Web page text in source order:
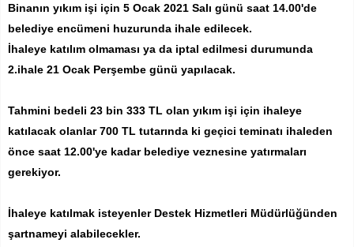
Binanın yıkım işi için 5 Ocak 2021 Salı günü saat 14.00'de
belediye encümeni huzurunda ihale edilecek.
İhaleye katılım olmaması ya da iptal edilmesi durumunda
2.ihale 21 Ocak Perşembe günü yapılacak.
Tahmini bedeli 23 bin 333 TL olan yıkım işi için ihaleye
katılacak olanlar 700 TL tutarında ki geçici teminatı ihaleden
önce saat 12.00'ye kadar belediye veznesine yatırmaları
gerekiyor.
İhaleye katılmak isteyenler Destek Hizmetleri Müdürlüğünden
şartnameyi alabilecekler.